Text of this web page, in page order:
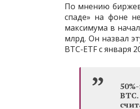
По мнению
спаде» на фоне
максимума в
млрд. Он назвал
BTC-ETF с января